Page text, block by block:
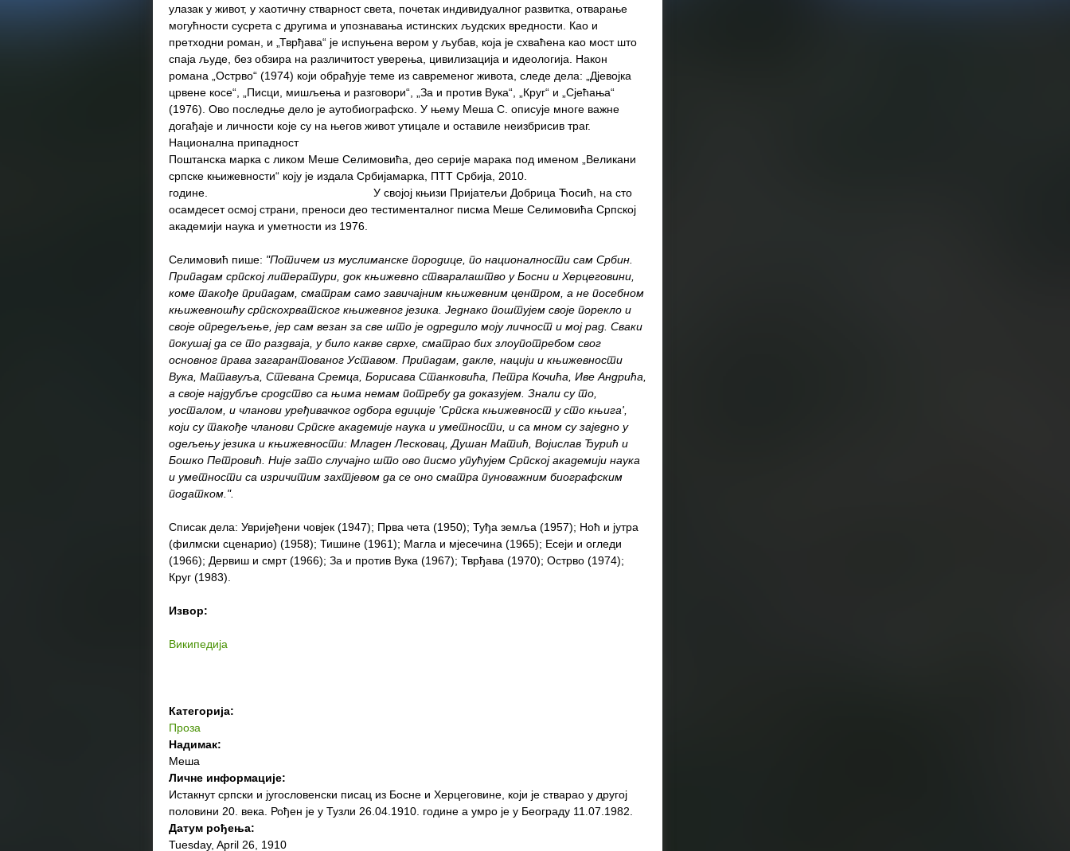
улазак у живот, у хаотичну стварност света, почетак индивидуалног развитка, отварање
могућности сусрета с другима и упознавања истинских људских вредности. Као и
претходни роман, и „Тврђава“ је испуњена вером у љубав, која је схваћена као мост што
спаја људе, без обзира на различитост уверења, цивилизација и идеологија. Након
романа „Острво“ (1974) који обрађује теме из савременог живота, следе дела: „Дјевојка
црвене косе“, „Писци, мишљења и разговори“, „За и против Вука“, „Круг“ и „Сјећања“
(1976). Ово последње дело је аутобиографско. У њему Меша С. описује многе важне
догађаје и личности које су на његов живот утицале и оставиле неизбрисив траг.
Национална припадност
Поштанска марка с ликом Меше Селимовића, део серије марака под именом „Великани
српске књижевности“ коју је издала Србијамарка, ПТТ Србија, 2010.
године. У својој књизи Пријатељи Добрица Ћосић, на сто
осамдесет осмој страни, преноси део тестименталног писма Меше Селимовића Српској
академији наука и уметности из 1976.
Селимовић пише: "Потичем из муслиманске породице, по националности сам Србин.
Припадам српској литератури, док књижевно стваралаштво у Босни и Херцеговини,
коме такође припадам, сматрам само завичајним књижевним центром, а не посебном
књижевношћу српскохрватског књижевног језика. Једнако поштујем своје порекло и
своје опредељење, јер сам везан за све што је одредило моју личност и мој рад. Сваки
покушај да се то раздваја, у било какве сврхе, сматрао бих злоупотребом свог
основног права загарантованог Уставом. Припадам, дакле, нацији и књижевности
Вука, Матавуља, Стевана Сремца, Борисава Станковића, Петра Кочића, Иве Андрића,
а своје најдубље сродство са њима немам потребу да доказујем. Знали су то,
уосталом, и чланови уређивачког одбора едиције 'Српска књижевност у сто књига',
који су такође чланови Српске академије наука и уметности, и са мном су заједно у
одељењу језика и књижевности: Младен Лесковац, Душан Матић, Војислав Ђурић и
Бошко Петровић. Није зато случајно што ово писмо упућујем Српској академији наука
и уметности са изричитим захтјевом да се оно сматра пуноважним биографским
податком.".
Списак дела: Увријеђени човјек (1947); Прва чета (1950); Туђа земља (1957); Ноћ и јутра
(филмски сценарио) (1958); Тишине (1961); Магла и мјесечина (1965); Есеји и огледи
(1966); Дервиш и смрт (1966); За и против Вука (1967); Тврђава (1970); Острво (1974);
Круг (1983).
Извор:
Википедија
Категорија:
Проза
Надимак:
Меша
Личне информације:
Истакнут српски и југословенски писац из Босне и Херцеговине, који је стварао у другој
половини 20. века. Рођен је у Тузли 26.04.1910. године а умро је у Београду 11.07.1982.
Датум рођења:
Tuesday, April 26, 1910